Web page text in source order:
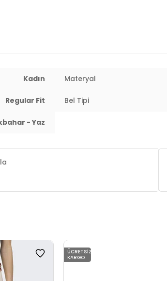
Kadın Materyal
Regular Fit Bel Tipi
- Yaz
ÜCRETSIZ
KARGO